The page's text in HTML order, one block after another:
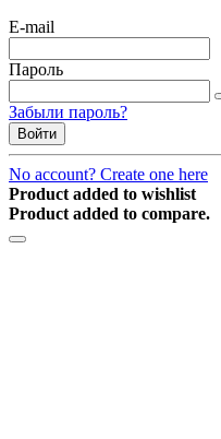
E-mail
Пароль
Забыли пароль?
Войти
No account? Create one here
Product added to wishlist
Product added to compare.